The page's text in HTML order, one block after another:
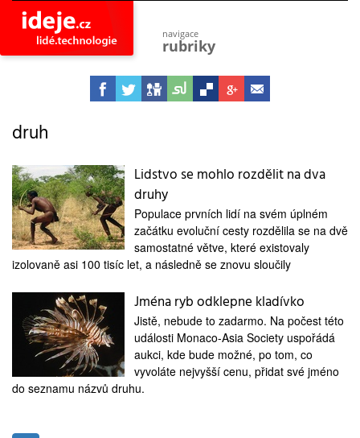
navigace
rubriky
astro
vesmír
společnost
objevy
vynálezy
planeta
přiroda
tajemství
firmy
zdraví
medicína
druh
Lidstvo se mohlo rozdělit na dva
druhy
Populace prvních lidí na svém úplném
začátku evoluční cesty rozdělila se na dvě
samostatné větve, které existovaly
izolovaně asi 100 tisíc let, a následně se znovu sloučily
Jména ryb odklepne kladívko
Jistě, nebude to zadarmo. Na počest této
události Monaco-Asia Society uspořádá
aukci, kde bude možné, po tom, co
vyvoláte nejvyšší cenu, přidat své jméno
do seznamu názvů druhu.